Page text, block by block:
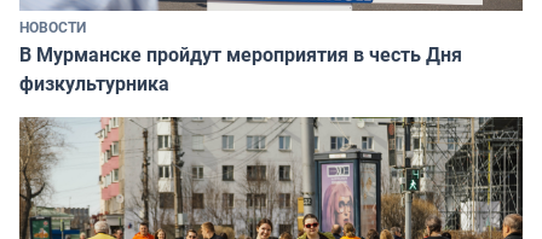
НОВОСТИ
В Мурманске пройдут мероприятия в честь Дня
физкультурника